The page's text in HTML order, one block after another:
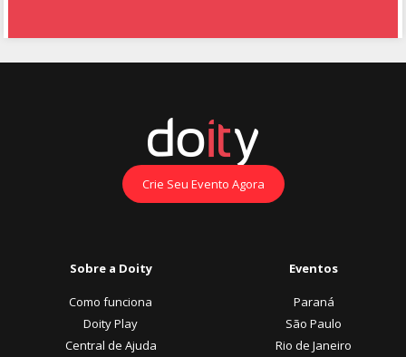
Crie Seu Evento Agora
Sobre a Doity
Como funciona
Doity Play
Central de Ajuda
Eventos
Paraná
São Paulo
Rio de Janeiro